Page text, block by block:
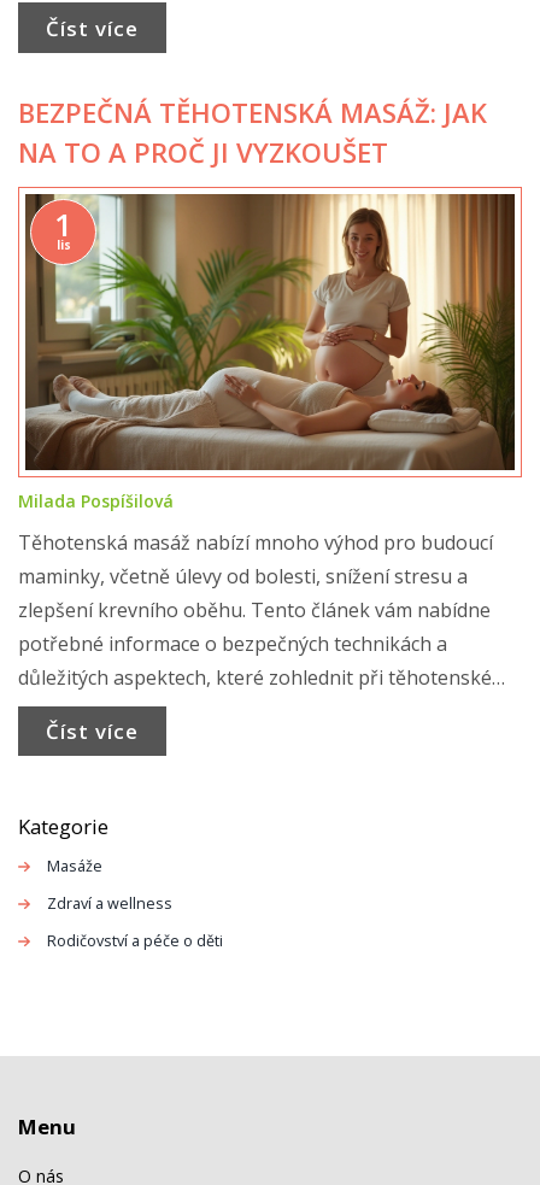
Číst více
BEZPEČNÁ TĚHOTENSKÁ MASÁŽ: JAK
NA TO A PROČ JI VYZKOUŠET
1
lis
Milada Pospíšilová
Těhotenská masáž nabízí mnoho výhod pro budoucí
maminky, včetně úlevy od bolesti, snížení stresu a
zlepšení krevního oběhu. Tento článek vám nabídne
potřebné informace o bezpečných technikách a
důležitých aspektech, které zohlednit při těhotenské
masáži. Naučíte se, kdy je masáž vhodná, a získáte
cenné tipy, jak ji provádět tak, aby byla pro vás i vaše
ženami.
Číst více
Kategorie
Masáže
Zdraví a wellness
Rodičovství a péče o děti
Menu
O nás